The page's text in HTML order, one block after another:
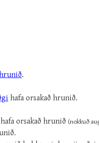
.
hafa orsakað hrunið.
orsakað hrunið (nokkuð